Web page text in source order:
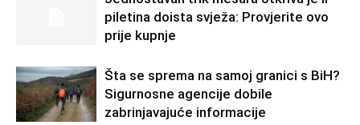
piletina doista svježa: Provjerite ovo
prije kupnje
Šta se sprema na samoj granici s BiH?
Sigurnosne agencije dobile
zabrinjavajuće informacije